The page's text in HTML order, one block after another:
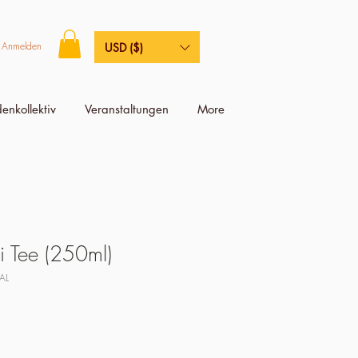
Veranstaltungen More
Anmelden USD ($)
Tee (250ml)